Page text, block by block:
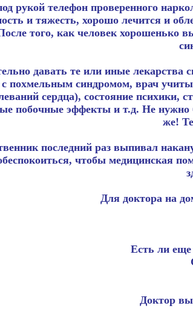
рукой телефон проверенного
и тяжесть, хорошо лечится и
того, как человек хорошенько
давать те или иные лекарства
похмельным синдромом, врач
сердца), состояние психики,
побочные эффекты и т.д. Не нужно
же!
последний раз выпивал
чтобы медицинская
Для доктора на
Есть ли еще
Доктор